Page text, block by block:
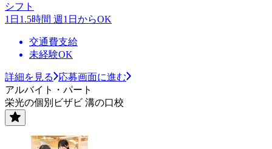
シフト
1日1.5時間 週1日からOK
交通費支給
未経験OK
詳細を見る
応募画面に進む
アルバイト・パート
栄光の個別ビザビ 溝の口校